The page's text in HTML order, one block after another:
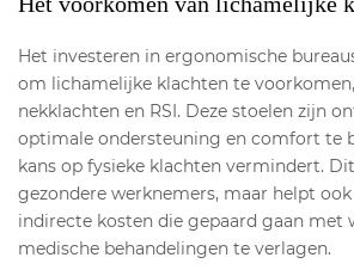
Het investeren in ergonomische
om lichamelijke klachten te
nekklachten en RSI. Deze stoelen zijn
optimale ondersteuning en comfort te
kans op fysieke klachten vermindert.
gezondere werknemers, maar helpt
indirecte kosten die gepaard gaan met
medische behandelingen te verlagen.